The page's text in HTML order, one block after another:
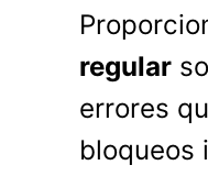
regular
errores
bloqueos